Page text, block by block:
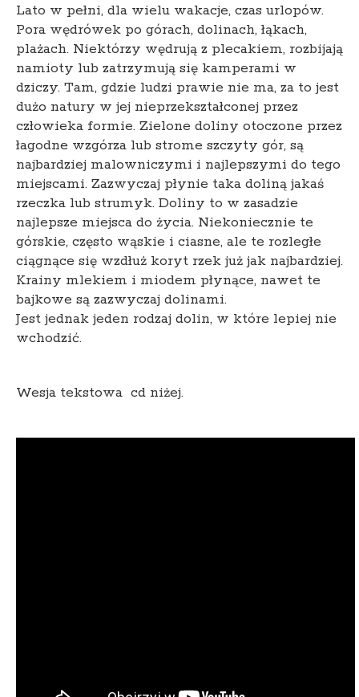
Lato w pełni, dla wielu wakacje, czas urlopów.
Pora wędrówek po górach, dolinach, łąkach,
plażach. Niektórzy wędrują z plecakiem, rozbijają
namioty lub zatrzymują się kamperami w
dziczy. Tam, gdzie ludzi prawie nie ma, za to jest
dużo natury w jej nieprzekształconej przez
człowieka formie. Zielone doliny otoczone przez
łagodne wzgórza lub strome szczyty gór, są
najbardziej malowniczymi i najlepszymi do tego
miejscami. Zazwyczaj płynie taka doliną jakaś
rzeczka lub strumyk. Doliny to w zasadzie
najlepsze miejsca do życia. Niekoniecznie te
górskie, często wąskie i ciasne, ale te rozległe
ciągnące się wzdłuż koryt rzek już jak najbardziej.
Krainy mlekiem i miodem płynące, nawet te
bajkowe są zazwyczaj dolinami.
Jest jednak jeden rodzaj dolin, w które lepiej nie
wchodzić.
Wesja tekstowa cd niżej.